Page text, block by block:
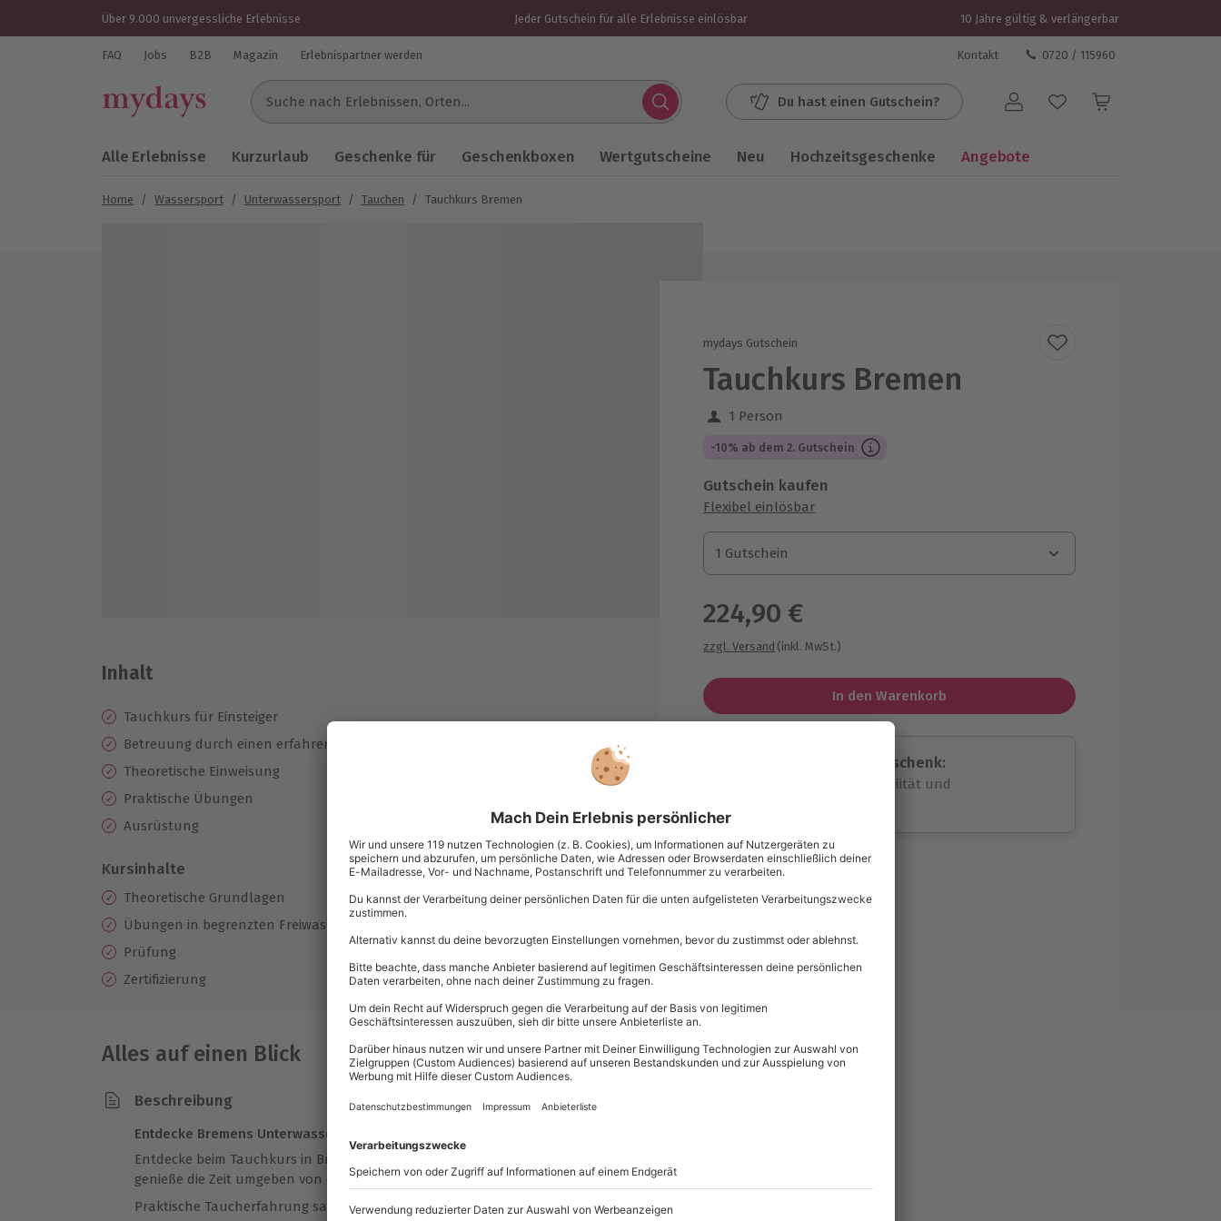
Über 9.000 unvergessliche Erlebnisse Jeder Gutschein für alle Erlebnisse einlösbar 10 Jahre gültig & verlängerbar
FAQ Jobs B2B Magazin Erlebnispartner werden Kontakt 0720 / 115960
Suche nach Erlebnissen...
Du hast einen Gutschein? Benutzerkonto
Alle Erlebnisse Kurzurlaub Geschenke für Geschenkboxen Wertgutscheine Neu Hochzeitsgeschenke Angebote
Home / Wassersport / Unterwassersport / Tauchen / Tauchkurs Bremen
mydays Gutschein
Tauchkurs Bremen
1 Person
-10% ab dem 2. Gutschein
Gutschein kaufen
Flexibel einlösbar
1 Gutschein
1 Gutschein
1 Gutschein
224,90 €
zzgl. Versand (inkl. MwSt.)
In den Warenkorb
Immer das passende Geschenk:
Große Auswahl, volle Flexibilität und
Über 9.000 unvergessliche
Erlebnisse.
Jeder Gutschein für alle Erlebnisse
Maximale Sicherheit
10 Jahre gültig & verlängerbar.
Inhalt
Tauchkurs für Einsteiger
Betreuung durch einen erfahrenen Tauchlehrer
Theoretische Einweisung
Praktische Übungen
Ausrüstung
Kursinhalte
Theoretische Grundlagen
Übungen in begrenzten Freiwasser oder Pool
Prüfung
Zertifizierung
Alles auf einen Blick
Beschreibung
Entdecke Bremens Unterwasserwelt: Tauchkurs starten!
Entdecke beim Tauchkurs in Bremen die faszinierende Unterwasserwelt und
genieße die Zeit umgeben von der Stille des Wassers. .
Praktische Taucherfahrung sammeln im klaren Wasser